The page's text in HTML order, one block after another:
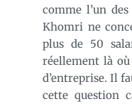
comme l’un
Khomri ne
plus de 50
réellement là
d’entreprise. Il
cette question